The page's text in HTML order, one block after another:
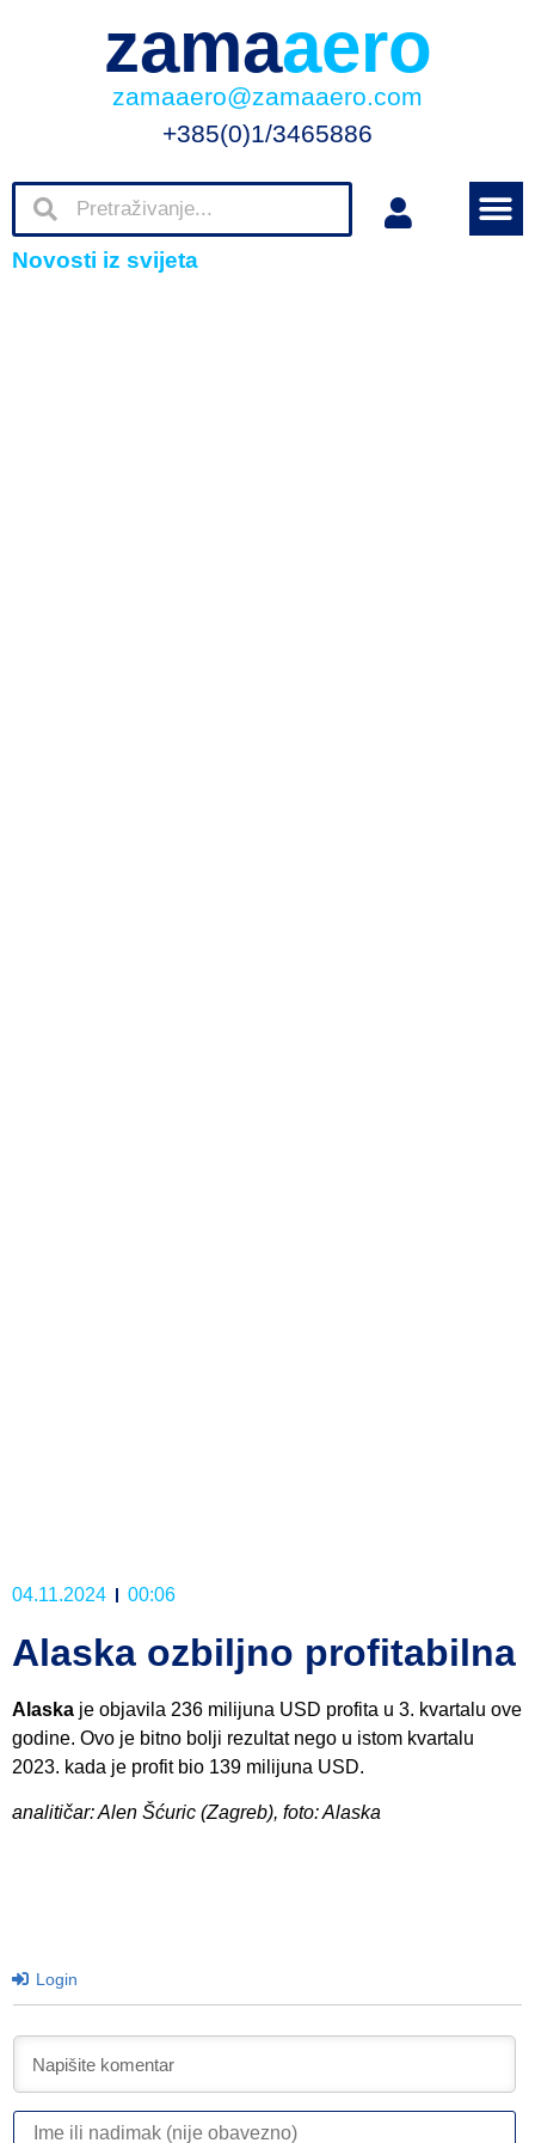
zamaaero
zamaaero@zamaaero.com
+385(0)1/3465886
Novosti iz svijeta
04.11.2024 00:06
Alaska ozbiljno profitabilna
Alaska je objavila 236 milijuna USD profita u 3. kvartalu ove
godine. Ovo je bitno bolji rezultat nego u istom kvartalu
2023. kada je profit bio 139 milijuna USD.
analitičar: Alen Šćuric (Zagreb), foto: Alaska
Login